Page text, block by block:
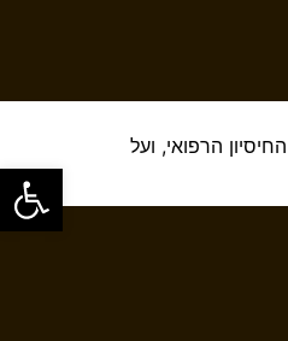
פתח
הרפואי, ועל